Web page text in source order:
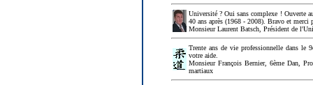
Université ? Oui sans complexe ! Ouverte
40 ans après (1968 - 2008). Bravo et merci
Monsieur Laurent Batsch, Président de
Trente ans de vie professionnelle dans le
votre aide.
Monsieur François Bernier, 6ème Dan,
martiaux